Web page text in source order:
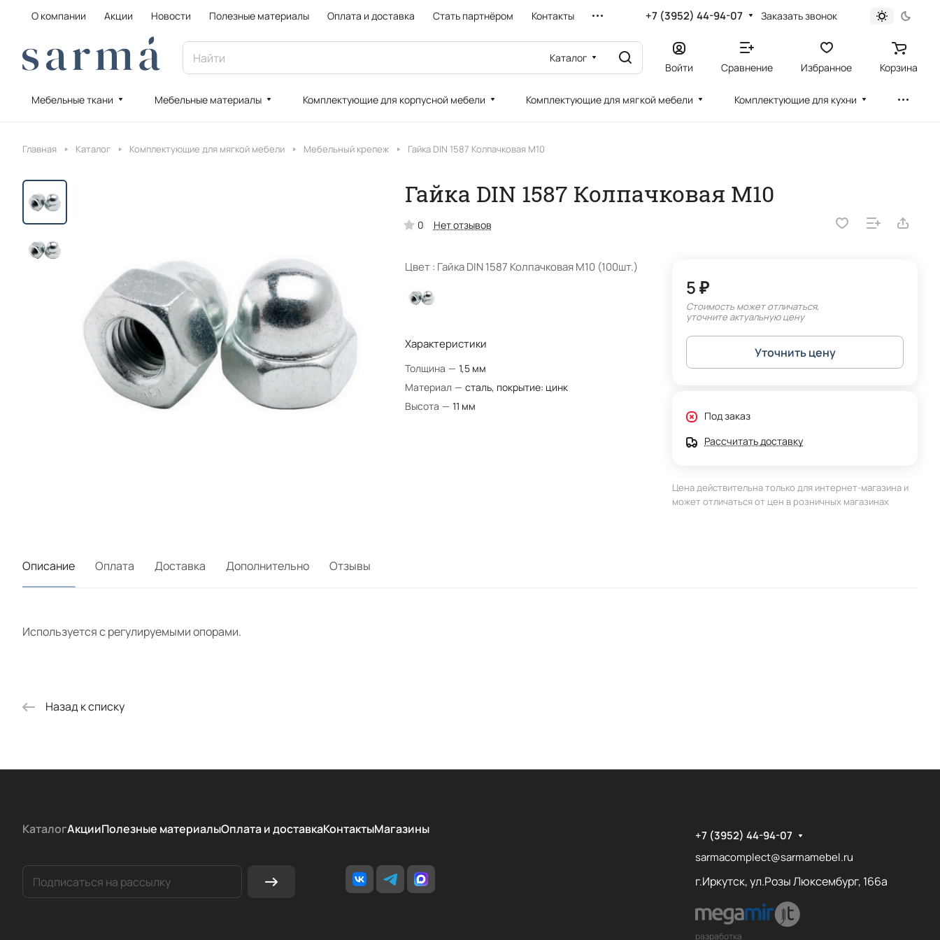
О компании Акции Новости Полезные материалы Оплата и доставка Стать партнёром Контакты +7 (3952) 44-94-07 Заказать звонок
Каталог
Войти Сравнение Избранное Корзина
Мебельные ткани Мебельные материалы Комплектующие для корпусной мебели Комплектующие для мягкой мебели Комплектующие для кухни
Главная Каталог Комплектующие для мягкой мебели Мебельный крепеж Гайка DIN 1587 Колпачковая М10
Гайка DIN 1587 Колпачковая М10
0 Нет отзывов
Цвет : Гайка DIN 1587 Колпачковая М10 (100шт.)
Характеристики
Толщина — 1,5 мм
Материал — сталь, покрытие: цинк
Высота — 11 мм
5 ₽
Стоимость может отличаться,
уточните актуальную цену
Уточнить цену
Под заказ
Рассчитать доставку
Цена действительна только для интернет-магазина и
может отличаться от цен в розничных магазинах
Описание Оплата Доставка Дополнительно Отзывы
Используется с регулируемыми опорами.
Назад к списку
КаталогАкцииПолезные материалыОплата и доставкаКонтактыМагазины
+7 (3952) 44-94-07
sarmacomplect@sarmamebel.ru
г.Иркутск, ул.Розы Люксембург, 166а
разработка